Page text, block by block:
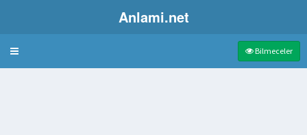
Anlami.net
Bulmaca Bilmeceler